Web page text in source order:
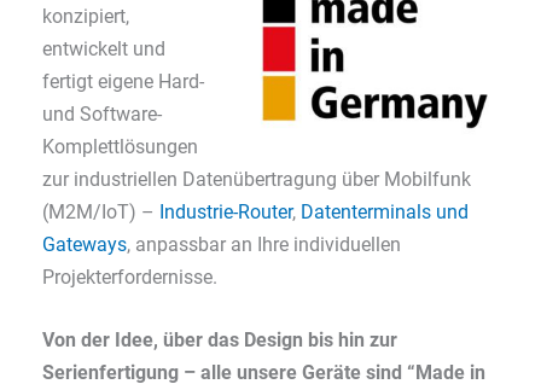
konzipiert,
entwickelt und
fertigt eigene Hard-
und Software-
Komplettlösungen
zur industriellen Datenübertragung über Mobilfunk
(M2M/IoT) – Industrie-Router, Datenterminals und
Gateways, anpassbar an Ihre individuellen
Projekterfordernisse.
Von der Idee, über das Design bis hin zur
Serienfertigung – alle unsere Geräte sind “Made in